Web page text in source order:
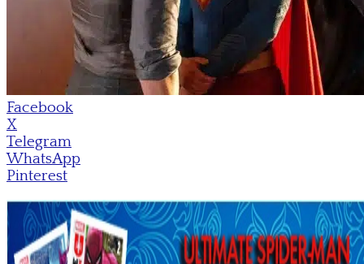
Facebook
X
Telegram
WhatsApp
Pinterest